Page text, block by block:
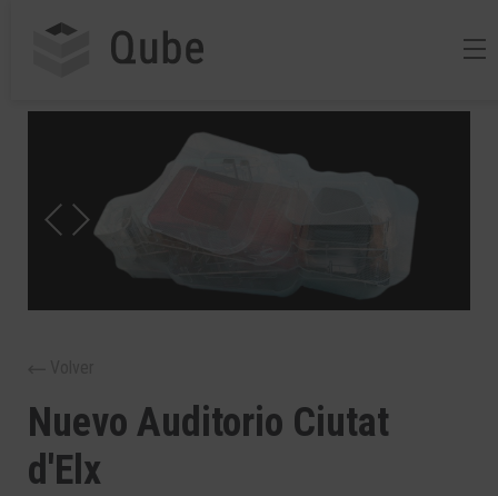
Nuevo Auditorio Ciutat
d'Elx